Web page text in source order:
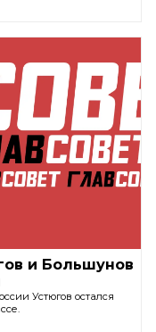
и Большунов
Устюгов остался